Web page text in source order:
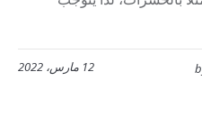
12 مارس، 2022